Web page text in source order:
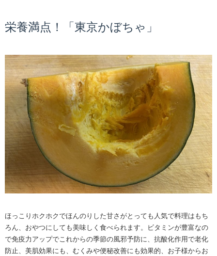
栄養満点！「東京かぼちゃ」
ほっこりホクホクでほんのりした甘さがとっても人気で料理はもち
ろん、おやつにしても美味しく食べられます。ビタミンが豊富なの
で免疫力アップでこれからの季節の風邪予防に、抗酸化作用で老化
防止、美肌効果にも、むくみや便秘改善にも効果的、お子様からお